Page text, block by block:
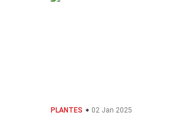
PLANTES 02 Jan 2025